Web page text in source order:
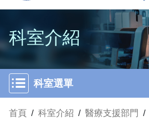
科室介紹
科室選單
首頁 / 科室介紹 / 醫療支援部門 /